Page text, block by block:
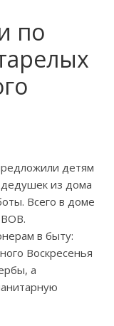
по
детям
дедушек из дома
Всего в доме
ВОВ.
в быту:
Воскресенья
а